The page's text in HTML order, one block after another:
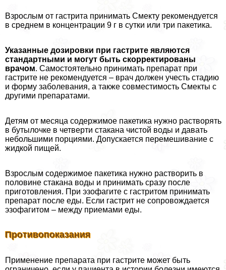
Взрослым от гастрита принимать Смекту рекомендуется
в среднем в концентрации 9 г в сутки или три пакетика.
Указанные дозировки при гастрите являются
стандартными и могут быть скорректированы
врачом. Самостоятельно принимать препарат при
гастрите не рекомендуется – врач должен учесть стадию
и форму заболевания, а также совместимость Смекты с
другими препаратами.
Детям от месяца содержимое пакетика нужно растворять
в бутылочке в четверти стакана чистой воды и давать
небольшими порциями. Допускается перемешивание с
жидкой пищей.
Взрослым содержимое пакетика нужно растворить в
половине стакана воды и принимать сразу после
приготовления. При эзофагите с гастритом принимать
препарат после еды. Если гастрит не сопровождается
эзофагитом – между приемами еды.
Противопоказания
Применение препарата при гастрите может быть